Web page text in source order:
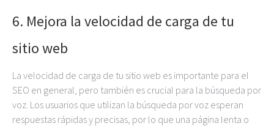
6. Mejora la velocidad de carga de tu
sitio web
La velocidad de carga de tu sitio web es importante para el
SEO en general, pero también es crucial para la búsqueda por
voz. Los usuarios que utilizan la búsqueda por voz esperan
respuestas rápidas y precisas, por lo que una página lenta o